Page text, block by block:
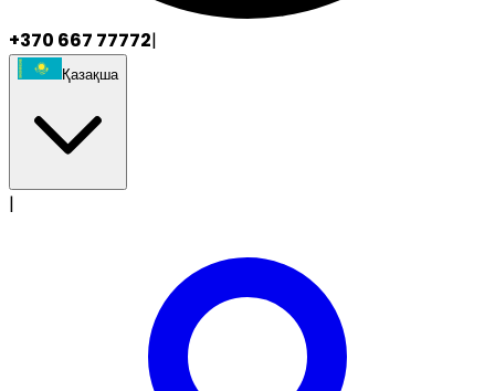
+370 667 77772|
Қазақша
|